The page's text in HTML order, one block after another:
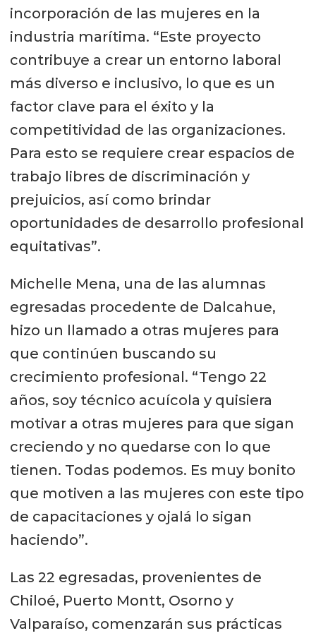
incorporación de las mujeres en la
industria marítima. “Este proyecto
contribuye a crear un entorno laboral
más diverso e inclusivo, lo que es un
factor clave para el éxito y la
competitividad de las organizaciones.
Para esto se requiere crear espacios de
trabajo libres de discriminación y
prejuicios, así como brindar
oportunidades de desarrollo profesional
equitativas”.
Michelle Mena, una de las alumnas
egresadas procedente de Dalcahue,
hizo un llamado a otras mujeres para
que continúen buscando su
crecimiento profesional. “Tengo 22
años, soy técnico acuícola y quisiera
motivar a otras mujeres para que sigan
creciendo y no quedarse con lo que
tienen. Todas podemos. Es muy bonito
que motiven a las mujeres con este tipo
de capacitaciones y ojalá lo sigan
haciendo”.
Las 22 egresadas, provenientes de
Chiloé, Puerto Montt, Osorno y
Valparaíso, comenzarán sus prácticas